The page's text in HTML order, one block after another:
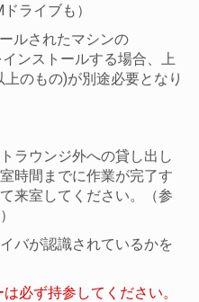
ライブも）
ルされたマシンの
ンストールする場合、上
のもの)が別途必要となり
ラウンジ外への貸し出し
時間までに作業が完了す
来室してください。（参
）
バが認識されているかを
必ず持参してください。